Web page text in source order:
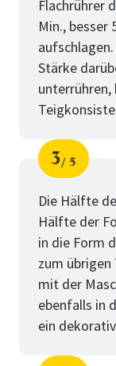
Flachrührer
Min., besser
Stärke
unterrühren,
Schritt
3
von
5
Die Hälfte
Hälfte der
in die Form
zum übrigen
mit der
ebenfalls in
ein